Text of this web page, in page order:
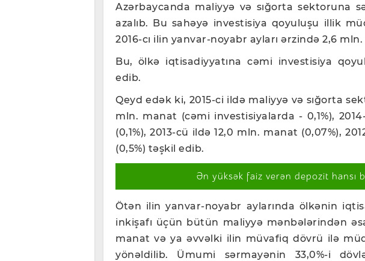
Azərbaycanda maliyyə və sığorta sektoruna
azalıb. Bu sahəyə investisiya qoyuluşu illik
2016-cı ilin yanvar-noyabr ayları ərzində 2,6
Bu, ölkə iqtisadiyyatına cəmi investisiya
edib.
Qeyd edək ki, 2015-ci ildə maliyyə və sığorta
mln. manat (cəmi investisiyalarda - 0,1%),
(0,1%), 2013-cü ildə 12,0 mln. manat (0,07%),
(0,5%) təşkil edib.
Ən yüksək faiz verən depozit hansı
Ötən ilin yanvar-noyabr aylarında ölkənin
inkişafı üçün bütün maliyyə mənbələrindən
manat və ya əvvəlki ilin müvafiq dövrü ilə
yönəldilib. Ümumi sərmayənin 33,0%-i